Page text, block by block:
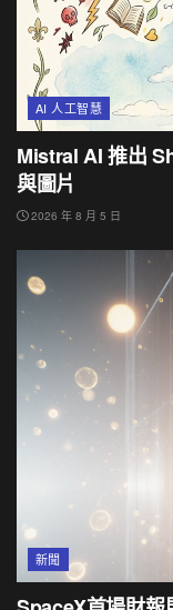
AI 人工智慧
Mistral AI 推出
與圖片
2026 年 8 月 5 日
新聞